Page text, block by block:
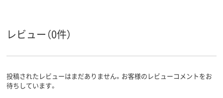
レビュー（0件）
投稿されたレビューはまだありません。お客様のレビューコメントをお
待ちしています。